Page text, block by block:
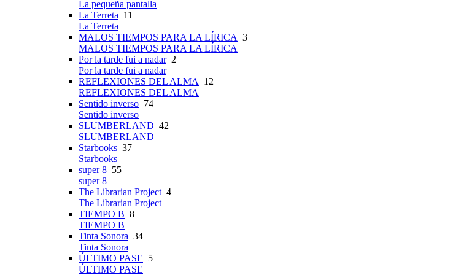
La pequeña pantalla
La Terreta 11
La Terreta
MALOS TIEMPOS PARA LA LÍRICA 3
MALOS TIEMPOS PARA LA LÍRICA
Por la tarde fui a nadar2
Por la tarde fui a nadar
REFLEXIONES DEL ALMA 12
REFLEXIONES DEL ALMA
Sentido inverso 74
Sentido inverso
SLUMBERLAND 42
SLUMBERLAND
Starbooks 37
Starbooks
super 8 55
super 8
The Librarian Project4
The Librarian Project
TIEMPO B 8
TIEMPO B
Tinta Sonora 34
Tinta Sonora
ÚLTIMO PASE 5
ÚLTIMO PASE